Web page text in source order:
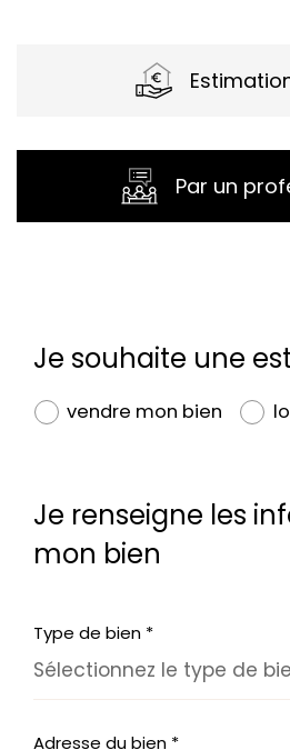
Par un
Je souhaite une
vendre mon bien
Je renseigne les
mon bien
Type de bien *
Sélectionnez le type de
Adresse du bien *